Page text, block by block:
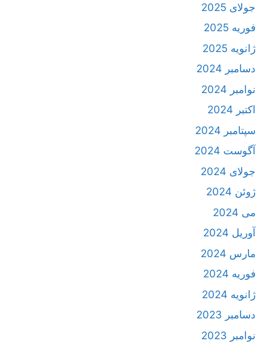
جولای 2025
فوریه 2025
ژانویه 2025
دسامبر 2024
نوامبر 2024
اکتبر 2024
سپتامبر 2024
آگوست 2024
جولای 2024
ژوئن 2024
می 2024
آوریل 2024
مارس 2024
فوریه 2024
ژانویه 2024
دسامبر 2023
نوامبر 2023